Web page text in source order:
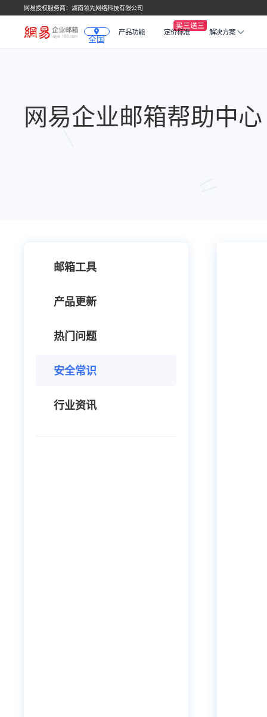
网易授权服务商：湖南领先网络科技有限公司
全国
产品功能 定价标准 解决方案
网易企业邮箱帮助中心
邮箱工具
产品更新
热门问题
安全常识
行业资讯